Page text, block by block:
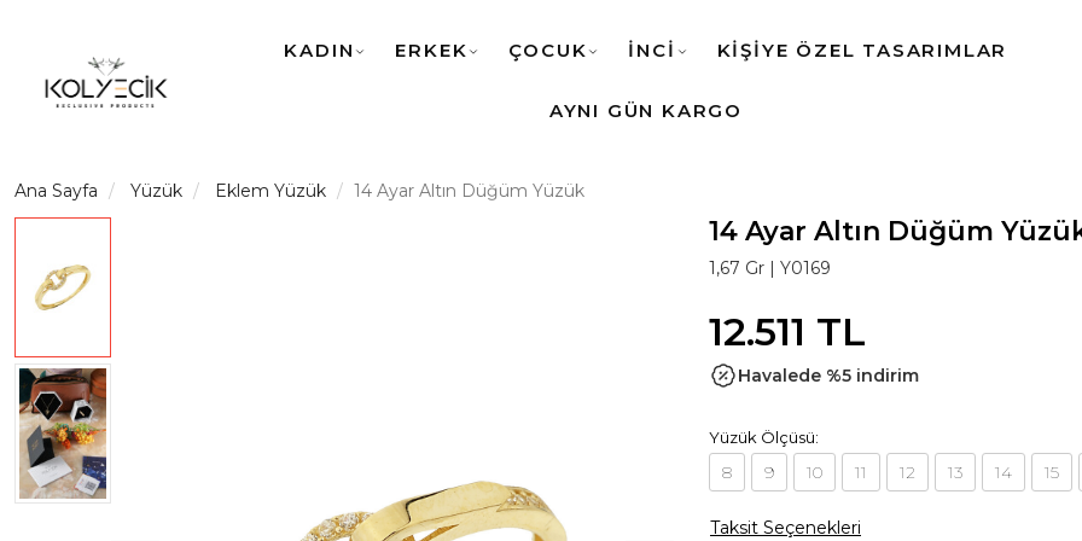
KADIN ERKEK ÇOCUK İNCİ KİŞİYE ÖZEL TASARIMLAR
AYNI GÜN KARGO
Ana Sayfa Yüzük Eklem Yüzük 14 Ayar Altın Düğüm Yüzük
14 Ayar Altın Düğüm
1,67 Gr | Y0169
12.511 TL
Havalede %5 indirim
Yüzük Ölçüsü:
8 9 10 11 12 13 14 15
Taksit Seçenekleri